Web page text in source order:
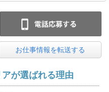
お仕事情報を転送する
が選ばれる理由